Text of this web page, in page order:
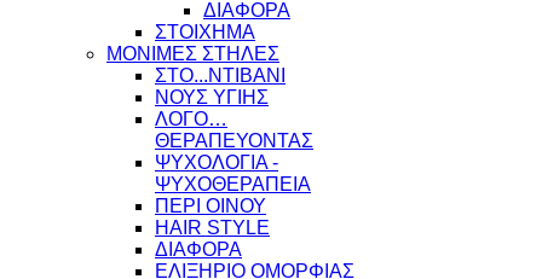
ΔΙΑΦΟΡΑ
ΣΤΟΙΧΗΜΑ
ΜΟΝΙΜΕΣ ΣΤΗΛΕΣ
ΣΤΟ...ΝΤΙΒΑΝΙ
ΝΟΥΣ ΥΓΙΗΣ
ΛΟΓΟ…
ΘΕΡΑΠΕΥΟΝΤΑΣ
ΨΥΧΟΛΟΓΙΑ -
ΨΥΧΟΘΕΡΑΠΕΙΑ
ΠΕΡΙ ΟΙΝΟΥ
HAIR STYLE
ΔΙΑΦΟΡΑ
ΕΛΙΞΗΡΙΟ ΟΜΟΡΦΙΑΣ